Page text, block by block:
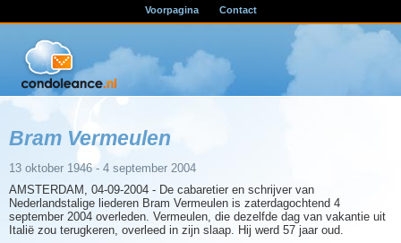
Voorpagina Contact
Bram Vermeulen
13 oktober 1946 - 4 september 2004
AMSTERDAM, 04-09-2004 - De cabaretier en schrijver van
Nederlandstalige liederen Bram Vermeulen is zaterdagochtend 4
september 2004 overleden. Vermeulen, die dezelfde dag van vakantie uit
Italië zou terugkeren, overleed in zijn slaap. Hij werd 57 jaar oud.